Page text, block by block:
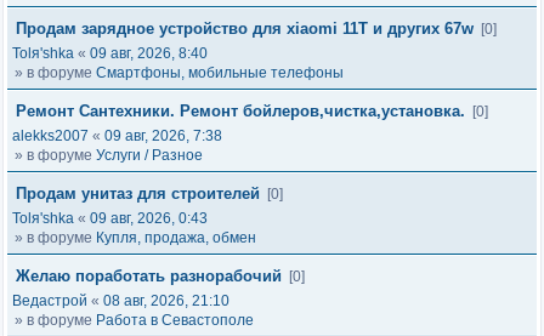
Продам зарядное устройство для xiaomi 11T и других 67w [0]
Tolя'shka « 09 авг, 2026, 8:40
» в форуме Смартфоны, мобильные телефоны
Ремонт Сантехники. Ремонт бойлеров,чистка,установка.
[0]
alekks2007 « 09 авг, 2026, 7:38
» в форуме Услуги / Разное
Продам унитаз для строителей
[0]
Tolя'shka « 09 авг, 2026, 0:43
» в форуме Купля, продажа, обмен
Желаю поработать разнорабочий
[0]
Ведастрой « 08 авг, 2026, 21:10
» в форуме Работа в Севастополе